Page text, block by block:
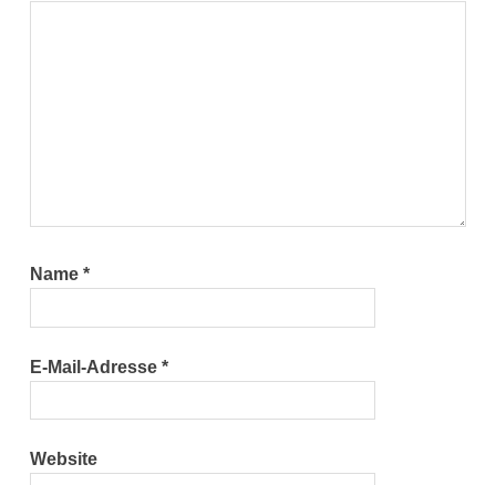
Name*
E-Mail-Adresse*
Website